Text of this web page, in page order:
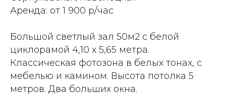
Аренда: от 1 900 р/час
Большой светлый зал 50м2 с белой
циклорамой 4,10 х 5,65 метра.
Классическая фотозона в белых тонах, с
мебелью и камином. Высота потолка 5
метров. Два больших окна.